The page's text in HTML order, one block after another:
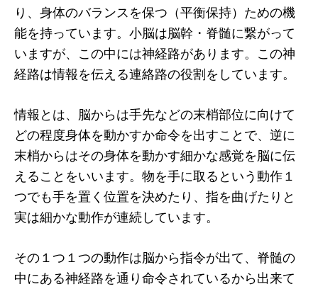
り、身体のバランスを保つ（平衡保持）ための機
能を持っています。小脳は脳幹・脊髄に繋がって
いますが、この中には神経路があります。この神
経路は情報を伝える連絡路の役割をしています。
情報とは、脳からは手先などの末梢部位に向けて
どの程度身体を動かすか命令を出すことで、逆に
末梢からはその身体を動かす細かな感覚を脳に伝
えることをいいます。物を手に取るという動作１
つでも手を置く位置を決めたり、指を曲げたりと
実は細かな動作が連続しています。
その１つ１つの動作は脳から指令が出て、脊髄の
中にある神経路を通り命令されているから出来て